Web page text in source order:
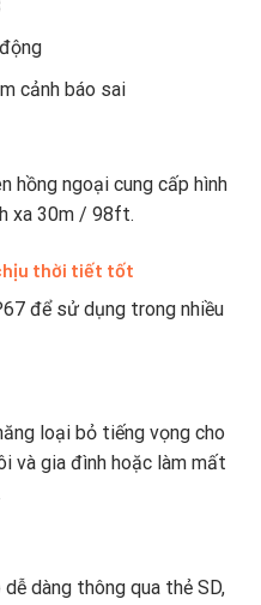
cảnh báo sai
hồng ngoại cung cấp hình
xa 30m / 98ft.
thời tiết tốt
để sử dụng trong nhiều
loại bỏ tiếng vọng cho
và gia đình hoặc làm mất
dàng thông qua thẻ SD,